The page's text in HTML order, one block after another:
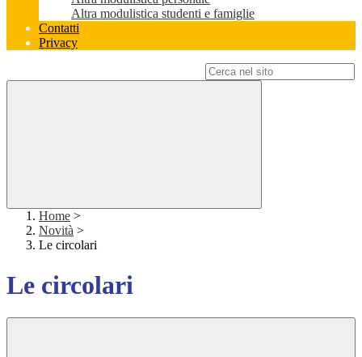
Altra modulistica studenti e famiglie
Contatti
Privacy
Home >
Novità >
Le circolari
Le circolari